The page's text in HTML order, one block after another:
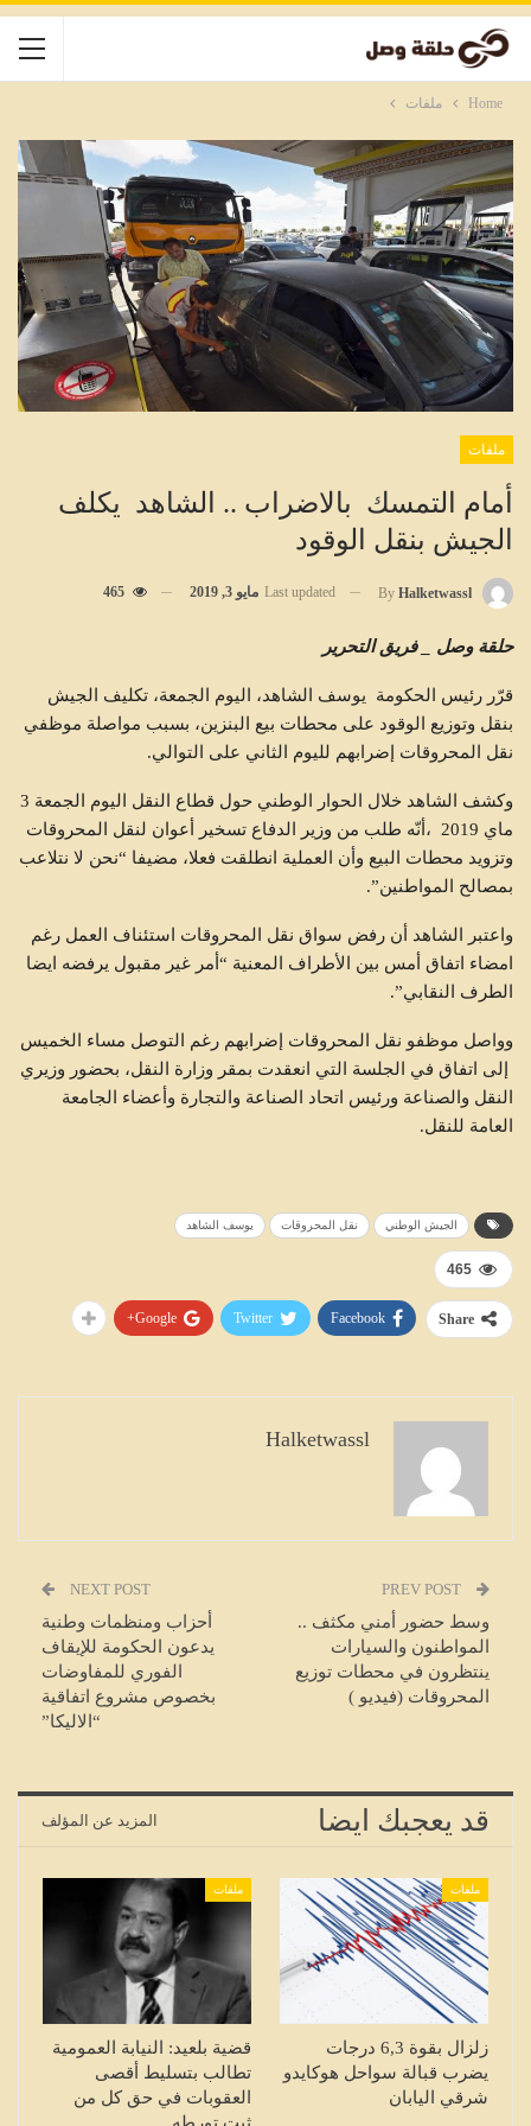
Home ملفات
ملفات
أمام التمسك بالاضراب .. الشاهد يكلف
الجيش بنقل الوقود
By Halketwassl
Last updated مايو 3, 2019 465
حلقة وصل _ فريق التحرير
قرّر رئيس الحكومة يوسف الشاهد، اليوم الجمعة، تكليف الجيش
بنقل وتوزيع الوقود على محطات بيع البنزين، بسبب مواصلة موظفي
نقل المحروقات إضرابهم لليوم الثاني على التوالي.
وكشف الشاهد خلال الحوار الوطني حول قطاع النقل اليوم الجمعة 3
ماي 2019 ،أنّه طلب من وزير الدفاع تسخير أعوان لنقل المحروقات
وتزويد محطات البيع وأن العملية انطلقت فعلا، مضيفا “نحن لا نتلاعب
بمصالح المواطنين”.
واعتبر الشاهد أن رفض سواق نقل المحروقات استئناف العمل رغم
امضاء اتفاق أمس بين الأطراف المعنية “أمر غير مقبول يرفضه ايضا
الطرف النقابي”.
وواصل موظفو نقل المحروقات إضرابهم رغم التوصل مساء الخميس
إلى اتفاق في الجلسة التي انعقدت بمقر وزارة النقل، بحضور وزيري
النقل والصناعة ورئيس اتحاد الصناعة والتجارة وأعضاء الجامعة
العامة للنقل.
الجيش الوطني نقل المحروقات يوسف الشاهد
465
Share
Facebook
Twitter
Google+
Halketwassl
وسط حضور أمني مكثف ..
المواطنون والسيارات
ينتظرون في محطات توزيع
المحروقات (فيديو )
NEXT POST
أحزاب ومنظمات وطنية
يدعون الحكومة للإيقاف
الفوري للمفاوضات
بخصوص مشروع اتفاقية
“الاليكا”
قد يعجبك ايضا المزيد عن المؤلف
ملفات
زلزال بقوة 6,3 درجات
يضرب قبالة سواحل هوكايدو
شرقي اليابان
ملفات
قضية بلعيد: النيابة العمومية
تطالب بتسليط أقصى
العقوبات في حق كل من